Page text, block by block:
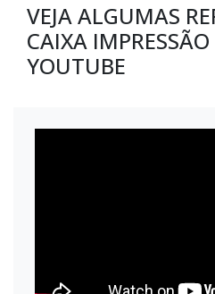
VEJA ALGUMAS
CAIXA
YOUTUBE